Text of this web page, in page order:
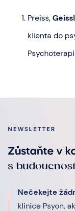
Preiss,
klienta do
NEWSLETTER
Zůstaňte v
s
Nečekejte
klinice Psyon,